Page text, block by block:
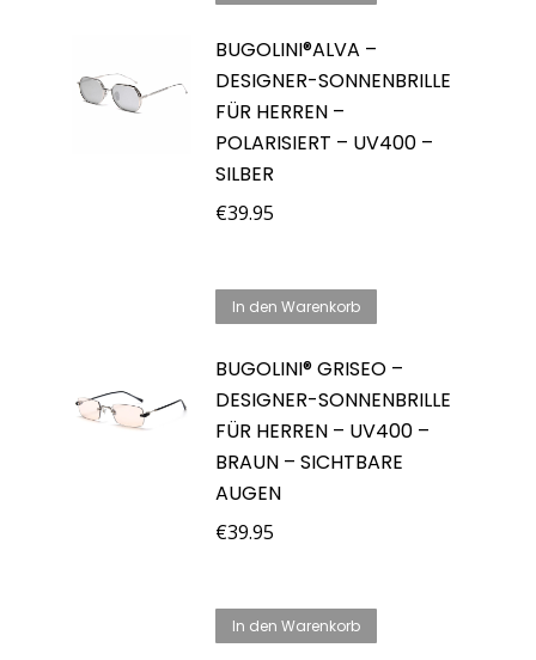
BUGOLINI®ALVA –
DESIGNER-SONNENBRILLE
FÜR HERREN –
POLARISIERT – UV400 –
SILBER
€39.95
In den Warenkorb
BUGOLINI® GRISEO –
DESIGNER-SONNENBRILLE
FÜR HERREN – UV400 –
BRAUN – SICHTBARE
AUGEN
€39.95
In den Warenkorb